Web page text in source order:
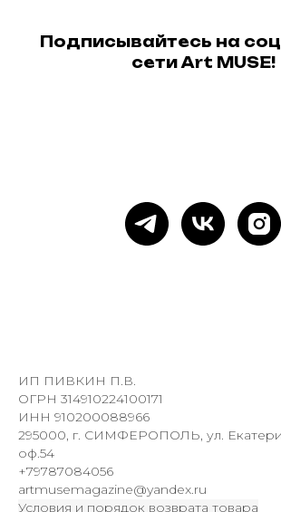
Подписывайтесь на
сети Art MUSE!
ИП ПИВКИН П.В.
ОГРН 314910224100171
ИНН 910200088966
295000, г. СИМФЕРОПОЛЬ, ул.
оф.54
+79787084056
artmusemagazine@yandex.ru
Условия и порядок возврата товара